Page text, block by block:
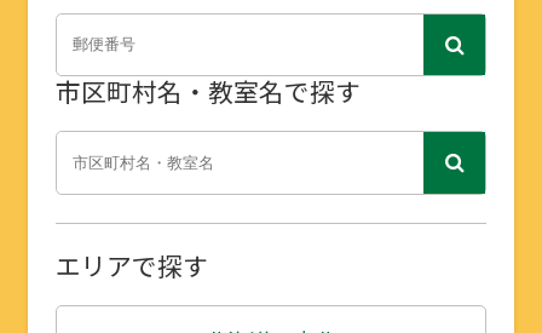
市区町村名・教室名で探す
エリアで探す